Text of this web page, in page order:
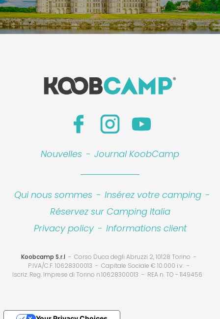
Nouvelles - Journal KoobCamp
Qui nous sommes - Insérez votre camping -
Réservez sur Camping Italia
Privacy policy - Informations client
Koobcamp S.r.l
Corso Duca degli Abruzzi 2, 10128 Torino
P.IVA/C.F. 10628300013
Capitale Sociale € 10.000 i.v.
Iscriz. Reg. Imprese di Torino n.10628300013
REA n. TO - 1149456